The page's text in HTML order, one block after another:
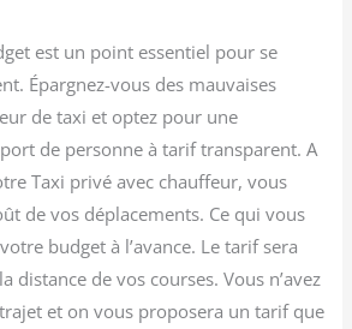
est un point essentiel pour se
Épargnez-vous des mauvaises
de taxi et optez pour une
de personne à tarif transparent. A
Taxi privé avec chauffeur, vous
de vos déplacements. Ce qui vous
budget à l’avance. Le tarif sera
distance de vos courses. Vous n’avez
et on vous proposera un tarif que